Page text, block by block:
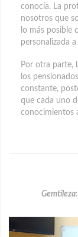
conocía. La
nosotros que
lo más posible
personalizada
Por otra parte,
los
constante,
que cada uno
conocimientos
Gemtileza